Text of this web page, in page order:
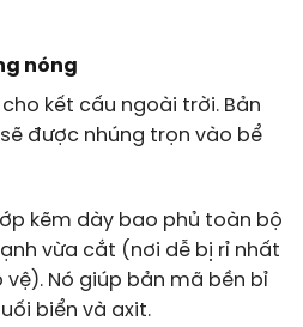
nóng
kết cấu ngoài trời. Bản
được nhúng trọn vào bể
kẽm dày bao phủ toàn bộ
vừa cắt (nơi dễ bị rỉ nhất
Nó giúp bản mã bền bỉ
biển và axit.